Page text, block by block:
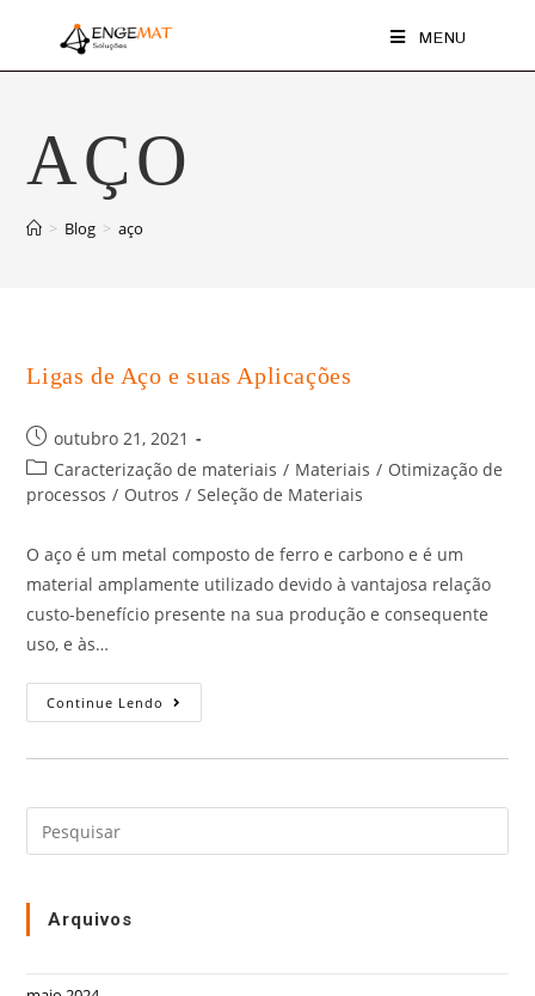
MENU
AÇO
> Blog > aço
Ligas de Aço e suas Aplicações
outubro 21, 2021
Caracterização de materiais / Materiais / Otimização de
processos / Outros / Seleção de Materiais
O aço é um metal composto de ferro e carbono e é um
material amplamente utilizado devido à vantajosa relação
custo-benefício presente na sua produção e consequente
uso, e às…
Continue Lendo
Arquivos